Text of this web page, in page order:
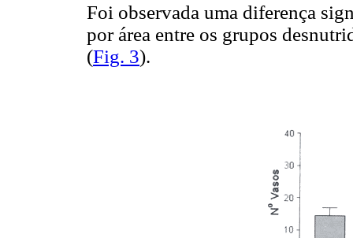
Foi observada uma diferença
por área entre os grupos
(Fig. 3).